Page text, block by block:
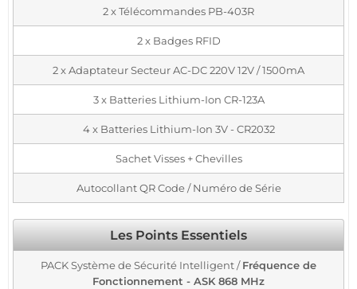
2 x Télécommandes PB-403R
2 x Badges RFID
2 x Adaptateur Secteur AC-DC 220V 12V / 1500mA
3 x Batteries Lithium-Ion CR-123A
4 x Batteries Lithium-Ion 3V - CR2032
Sachet Visses + Chevilles
Autocollant QR Code / Numéro de Série
Les Points Essentiels
PACK Système de Sécurité Intelligent /Fréquence de
Fonctionnement - ASK 868 MHz